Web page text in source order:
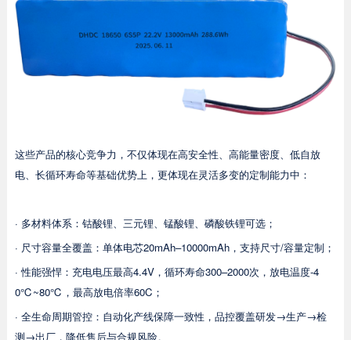
这些产品的核心竞争力，不仅体现在高安全性、高能量密度、低自放
电、长循环寿命等基础优势上，更体现在灵活多变的定制能力中：
· 多材料体系：钴酸锂、三元锂、锰酸锂、磷酸铁锂可选；
· 尺寸容量全覆盖：单体电芯20mAh–10000mAh，支持尺寸/容量定制；
· 性能强悍：充电电压最高4.4V，循环寿命300–2000次，放电温度-4
0℃~80℃，最高放电倍率60C；
· 全生命周期管控：自动化产线保障一致性，品控覆盖研发→生产→检
测→出厂，降低售后与合规风险。